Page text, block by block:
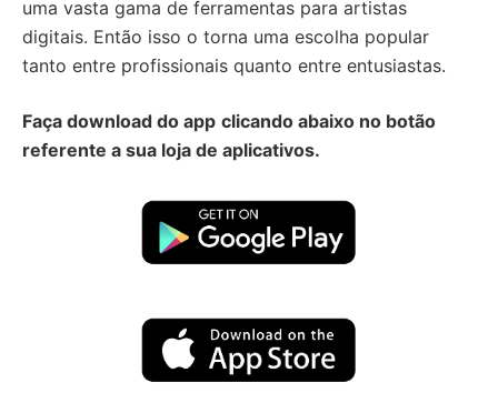
uma vasta gama de ferramentas para artistas
digitais. Então isso o torna uma escolha popular
tanto entre profissionais quanto entre entusiastas.
Faça download do app clicando abaixo no botão
referente a sua loja de aplicativos.